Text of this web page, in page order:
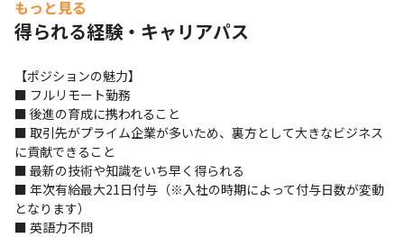
もっと見る
得られる経験・キャリアパス
【ポジションの魅力】
■ フルリモート勤務
■ 後進の育成に携われること
■ 取引先がプライム企業が多いため、裏方として大きなビジネス
に貢献できること
■ 最新の技術や知識をいち早く得られる
■ 年次有給最大21日付与（※入社の時期によって付与日数が変動
となります）
■ 英語力不問